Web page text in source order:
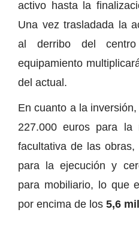
activo hasta la
Una vez trasladada la
al derribo del
equipamiento
del actual.
En cuanto a la
227.000 euros para la
facultativa de las
para la ejecución y
para mobiliario, lo que
por encima de los 5,6